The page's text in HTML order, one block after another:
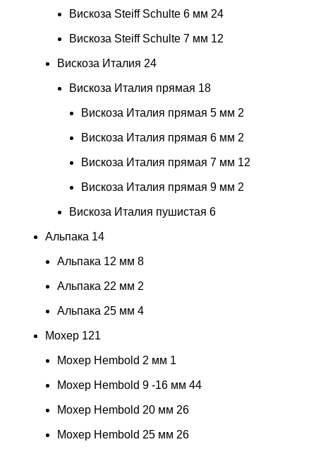
Вискоза Steiff Schulte 6 мм 24
Вискоза Steiff Schulte 7 мм 12
Вискоза Италия 24
Вискоза Италия прямая 18
Вискоза Италия прямая 5 мм 2
Вискоза Италия прямая 6 мм 2
Вискоза Италия прямая 7 мм 12
Вискоза Италия прямая 9 мм 2
Вискоза Италия пушистая 6
Альпака 14
Альпака 12 мм 8
Альпака 22 мм 2
Альпака 25 мм 4
Мохер 121
Мохер Hembold 2 мм 1
Мохер Hembold 9 -16 мм 44
Мохер Hembold 20 мм 26
Мохер Hembold 25 мм 26